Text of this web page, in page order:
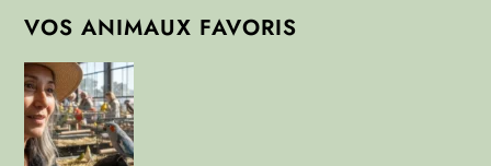
VOS ANIMAUX FAVORIS